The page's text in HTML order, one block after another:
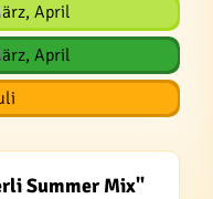
April
April
Summer Mix"